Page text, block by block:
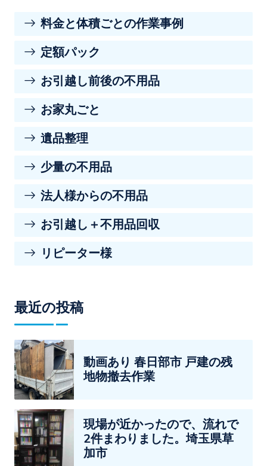
料金と体積ごとの作業事例
定額パック
お引越し前後の不用品
お家丸ごと
遺品整理
少量の不用品
法人様からの不用品
お引越し＋不用品回収
リピーター様
最近の投稿
動画あり 春日部市 戸建の残
地物撤去作業
現場が近かったので、流れで
2件まわりました。埼玉県草
加市